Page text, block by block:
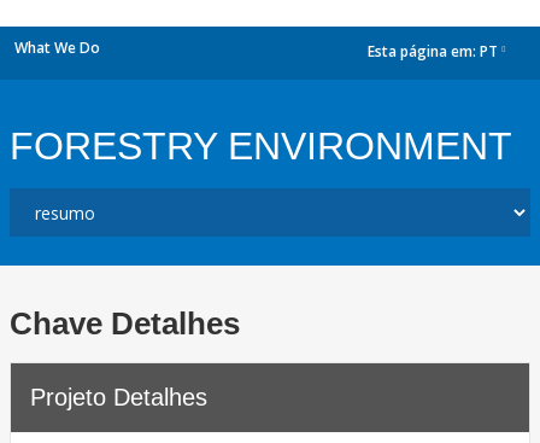
What We Do Esta página em: PT
FORESTRY ENVIRONMENT
Chave Detalhes
Projeto Detalhes